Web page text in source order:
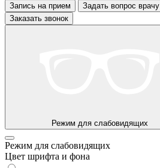
Запись на прием Задать вопрос врачу
Заказать звонок
Режим для слабовидящих
Режим для слабовидящих
Цвет шрифта и фона